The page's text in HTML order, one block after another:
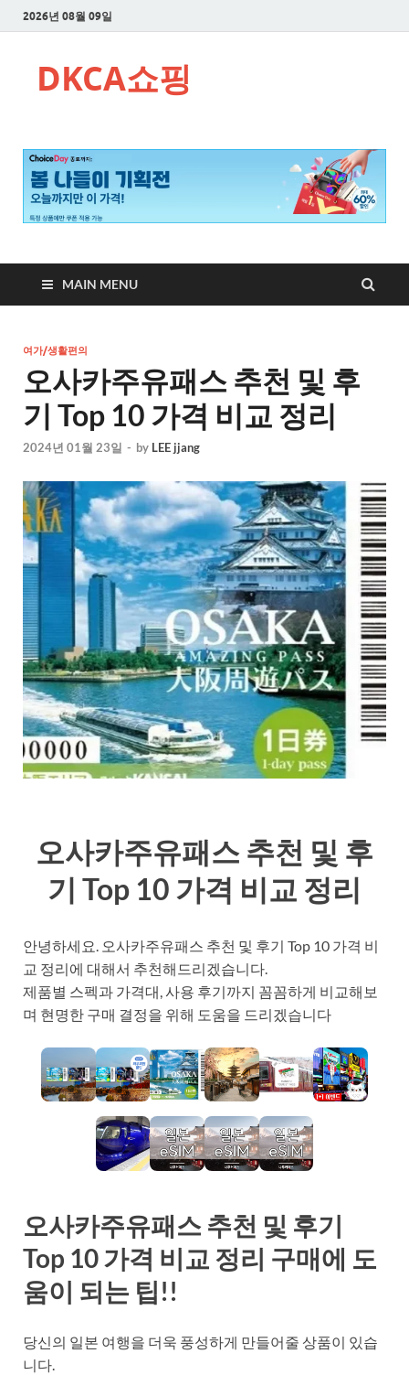
2026년 08월 09일
DKCA쇼핑
MAIN MENU
여가/생활편의
오사카주유패스 추천 및 후
기 Top 10 가격 비교 정리
2024년 01월 23일 - by LEE jjang
오사카주유패스 추천 및 후
기 Top 10 가격 비교 정리
안녕하세요. 오사카주유패스 추천 및 후기 Top 10 가격 비
교 정리에 대해서 추천해드리겠습니다.
제품별 스펙과 가격대, 사용 후기까지 꼼꼼하게 비교해보
며 현명한 구매 결정을 위해 도움을 드리겠습니다
오사카주유패스 추천 및 후기
Top 10 가격 비교 정리 구매에 도
움이 되는 팁!!
당신의 일본 여행을 더욱 풍성하게 만들어줄 상품이 있습
니다.